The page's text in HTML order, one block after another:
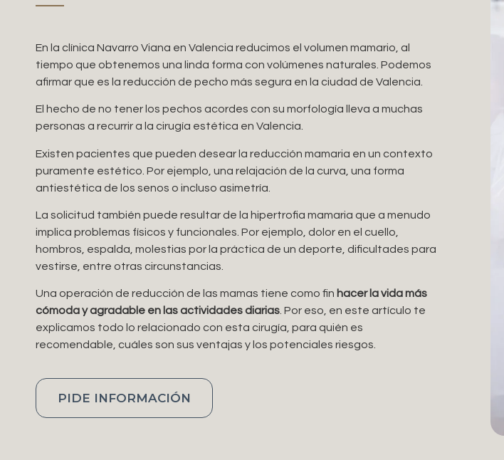
En la clínica Navarro Viana en Valencia reducimos el volumen mamario, al
tiempo que obtenemos una linda forma con volúmenes naturales. Podemos
afirmar que es la reducción de pecho más segura en la ciudad de Valencia.
El hecho de no tener los pechos acordes con su morfología lleva a muchas
personas a recurrir a la cirugía estética en Valencia.
Existen pacientes que pueden desear la reducción mamaria en un contexto
puramente estético. Por ejemplo, una relajación de la curva, una forma
antiestética de los senos o incluso asimetría.
La solicitud también puede resultar de la hipertrofia mamaria que a menudo
implica problemas físicos y funcionales. Por ejemplo, dolor en el cuello,
hombros, espalda, molestias por la práctica de un deporte, dificultades para
vestirse, entre otras circunstancias.
Una operación de reducción de las mamas tiene como fin hacer la vida más
cómoda y agradable en las actividades diarias. Por eso, en este artículo te
explicamos todo lo relacionado con esta cirugía, para quién es
recomendable, cuáles son sus ventajas y los potenciales riesgos.
PIDE INFORMACIÓN